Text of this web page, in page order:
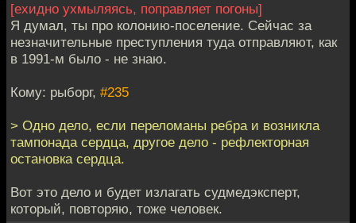
[ехидно ухмыляясь, поправляет погоны]
Я думал, ты про колонию-поселение. Сейчас за
незначительные преступления туда отправляют, как
в 1991-м было - не знаю.
Кому: рыборг, #235
> Одно дело, если переломаны ребра и возникла
тампонада сердца, другое дело - рефлекторная
остановка сердца.
Вот это дело и будет излагать судмедэксперт,
который, повторяю, тоже человек.